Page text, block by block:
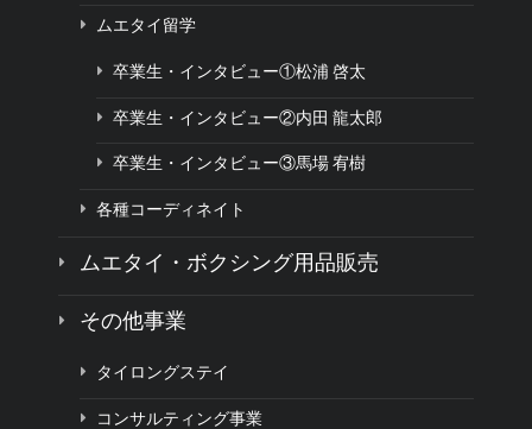
ムエタイ留学
卒業生・インタビュー①松浦 啓太
卒業生・インタビュー②内田 龍太郎
卒業生・インタビュー③馬場 宥樹
各種コーディネイト
ムエタイ・ボクシング用品販売
その他事業
タイロングステイ
コンサルティング事業